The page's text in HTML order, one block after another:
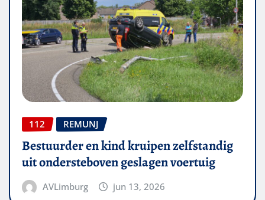
112 REMUNJ
Bestuurder en kind kruipen zelfstandig
uit ondersteboven geslagen voertuig
AVLimburg jun 13, 2026